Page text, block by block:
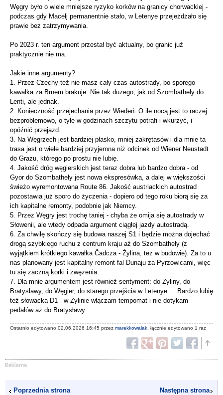
Węgry było o wiele mniejsze ryzyko korków na granicy chorwackiej -
podczas gdy Macelj permanentnie stało, w Letenye przejeżdżało się
prawie bez zatrzymywania.
Po 2023 r. ten argument przestał być aktualny, bo granic już
praktycznie nie ma.
Jakie inne argumenty?
1. Przez Czechy też nie masz cały czas autostrady, bo sporego
kawałka za Brnem brakuje. Nie tak dużego, jak od Szombathely do
Lenti, ale jednak.
2. Konieczność przejechania przez Wiedeń. O ile nocą jest to raczej
bezproblemowo, o tyle w godzinach szczytu potrafi i wkurzyć, i
opóźnić przejazd.
3. Na Węgrzech jest bardziej płasko, mniej zakrętasów i dla mnie ta
trasa jest o wiele bardziej przyjemna niż odcinek od Wiener Neustadt
do Grazu, którego po prostu nie lubię.
4. Jakość dróg węgierskich jest teraz dobra lub bardzo dobra - od
Gyor do Szombathely jest nowa ekspresówka, a dalej w większości
świeżo wyremontowana Route 86. Jakość austriackich autostrad
pozostawia już sporo do życzenia - dopiero od tego roku biorą się za
ich kapitalne remonty, podobnie jak Niemcy.
5. Przez Węgry jest trochę taniej - chyba że omija się autostrady w
Słowenii, ale wtedy odpada argument ciągłej jazdy autostradą.
6. Za chwilę skończy się budowa naszej S1 i będzie można dojechać
drogą szybkiego ruchu z centrum kraju aż do Szombathely (z
wyjątkiem krótkiego kawałka Čadcza - Żylina, też w budowie). Za to u
nas planowany jest kapitalny remont fal Dunaju za Pyrzowicami, więc
tu się zaczną korki i zwężenia.
7. Dla mnie argumentem jest również sentyment: do Żyliny, do
Bratysławy, do Węgier, do starego przejścia w Letenye.... Bardzo lubię
też słowacką D1 - w Żylinie włączam tempomat i nie dotykam
pedałów aż do Bratysławy.
Ostatnio edytowano 02.06.2026 16:45 przez marekkowalak , łącznie edytowano 1 raz
Poprzednia strona Następna strona